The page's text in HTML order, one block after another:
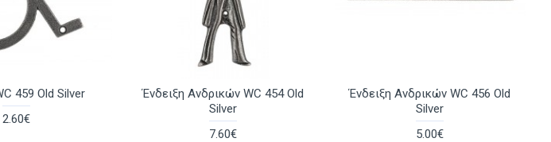
459 Old Silver
2.60€
Ένδειξη Ανδρικών WC 454 Old
Silver
7.60€
Ένδειξη Ανδρικών WC 456 Old
Silver
5.00€